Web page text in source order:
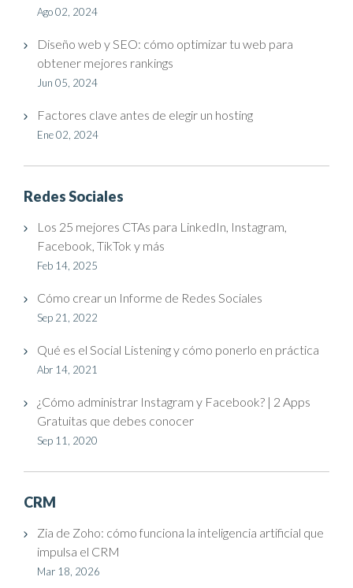
Ago 02, 2024
Diseño web y SEO: cómo optimizar tu web para
obtener mejores rankings
Jun 05, 2024
Factores clave antes de elegir un hosting
Ene 02, 2024
Redes Sociales
Los 25 mejores CTAs para LinkedIn, Instagram,
Facebook, TikTok y más
Feb 14, 2025
Cómo crear un Informe de Redes Sociales
Sep 21, 2022
Qué es el Social Listening y cómo ponerlo en práctica
Abr 14, 2021
¿Cómo administrar Instagram y Facebook? | 2 Apps
Gratuitas que debes conocer
Sep 11, 2020
CRM
Zia de Zoho: cómo funciona la inteligencia artificial que
impulsa el CRM
Mar 18, 2026